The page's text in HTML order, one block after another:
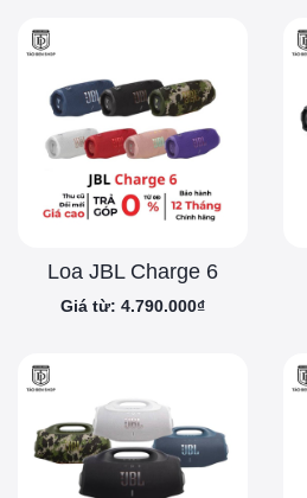
Loa JBL Charge 6
Giá từ: 4.790.000₫